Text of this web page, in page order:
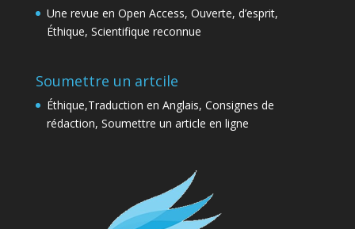
Une revue en Open Access, Ouverte, d’esprit,
Éthique, Scientifique reconnue
Soumettre un artcile
Éthique,Traduction en Anglais, Consignes de
rédaction, Soumettre un article en ligne